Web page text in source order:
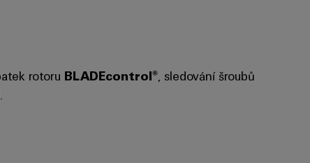
rotoru BLADEcontrol® , sledování šroubů